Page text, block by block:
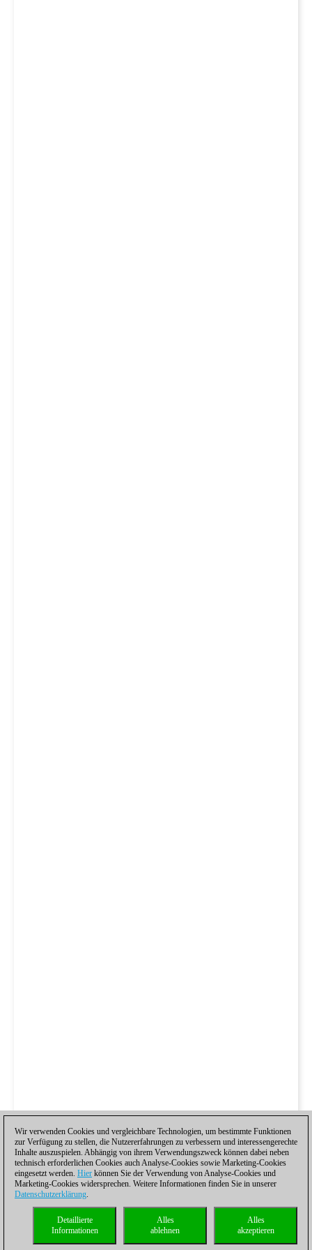
Wir verwenden Cookies und vergleichbare Technologien, um bestimmte Funktionen
zur Verfügung zu stellen, die Nutzererfahrungen zu verbessern und interessengerechte
Inhalte auszuspielen. Abhängig von ihrem Verwendungszweck können dabei neben
technisch erforderlichen Cookies auch Analyse-Cookies sowie Marketing-Cookies
eingesetzt werden. Hier können Sie der Verwendung von Analyse-Cookies und
Marketing-Cookies widersprechen. Weitere Informationen finden Sie in unserer
Datenschutzerklärung.
Alles
akzeptieren
Alles
ablehnen
Detaillierte
Informationen